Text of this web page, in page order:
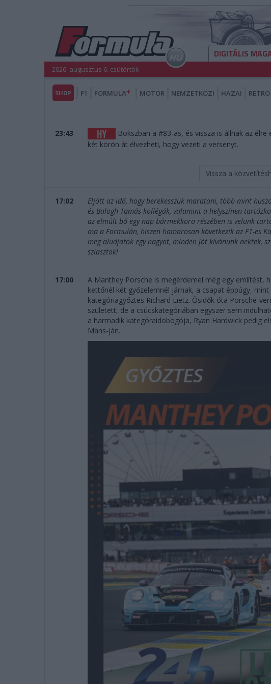
DIGITÁLIS
2026. augusztus 6. csütörtök
SHOP F1 FORMULA MOTOR NEMZETKÖZI HAZAI RETRO
23:43
Bokszban a #83-as, és vissza is állnak az
két körön át élvezheti, hogy vezeti a versenyt.
Vissza a
17:02
Eljött az idő, hogy berekesszük maratoni, több mint
és Balogh Tamás kollégák, valamint a helyszínen
az elmúlt bő egy nap bármekkora részében is velünk
ma a Formulán, hiszen hamarosan következik az F1-es
meg aludjatok egy nagyot, minden jót kívánunk nektek,
sziasztok!
17:00
A Manthey Porsche is megérdemel még egy említést,
kettőnél két győzelemnél járnak, a csapat éppúgy,
kategóriagyőztes Richard Lietz. Ősidők óta Porsche-
született, de a csúcskategóriában egyszer sem
a harmadik kategóraidobogója, Ryan Hardwick pedig
Mans-ján.